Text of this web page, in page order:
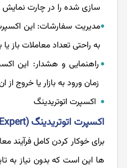
سازی شده را در چارت
مدیریت سفارشات: این
به راحتی تعداد معاملات باز
راهنمایی و هشدار: این
زمان ورود به بازار یا خروج
اکسپرت اتوتریدینگ
اکسپرت اتوتریدینگ (Auto trading Expert)
برای خوکار کردن کامل
ها این است که بدون نیاز به